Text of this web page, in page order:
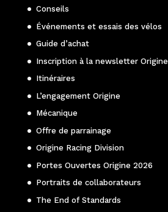
Conseils
Événements et essais des vélos
Guide d’achat
Inscription à la newsletter Origine
Itinéraires
L’engagement Origine
Mécanique
Offre de parrainage
Origine Racing Division
Portes Ouvertes Origine 2026
Portraits de collaborateurs
The End of Standards